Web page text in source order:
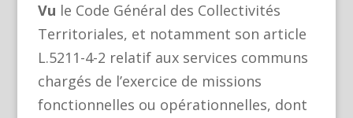
Vu le Code Général des Collectivités
Territoriales, et notamment son article
L.5211-4-2 relatif aux services communs
chargés de l’exercice de missions
fonctionnelles ou opérationnelles, dont